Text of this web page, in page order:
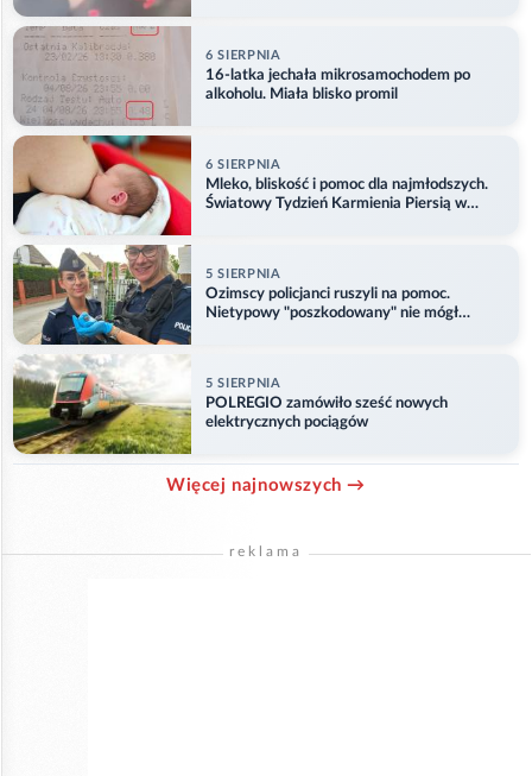
6 SIERPNIA
16-latka jechała mikrosamochodem po
alkoholu. Miała blisko promil
6 SIERPNIA
Mleko, bliskość i pomoc dla najmłodszych.
Światowy Tydzień Karmienia Piersią w
5 SIERPNIA
Ozimscy policjanci ruszyli na pomoc.
Nietypowy "poszkodowany" nie mógł
5 SIERPNIA
POLREGIO zamówiło sześć nowych
elektrycznych pociągów
Więcej najnowszych →
reklama